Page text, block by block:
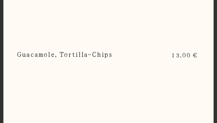
Guacamole, Tortilla-Chips 13,00 €